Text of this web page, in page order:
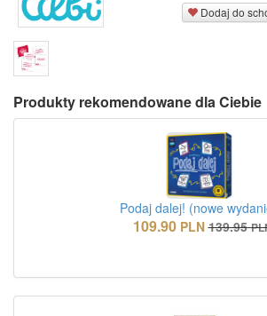
Dodaj do
Produkty rekomendowane dla Ciebie
Podaj dalej! (nowe
109.90 PLN 139.95